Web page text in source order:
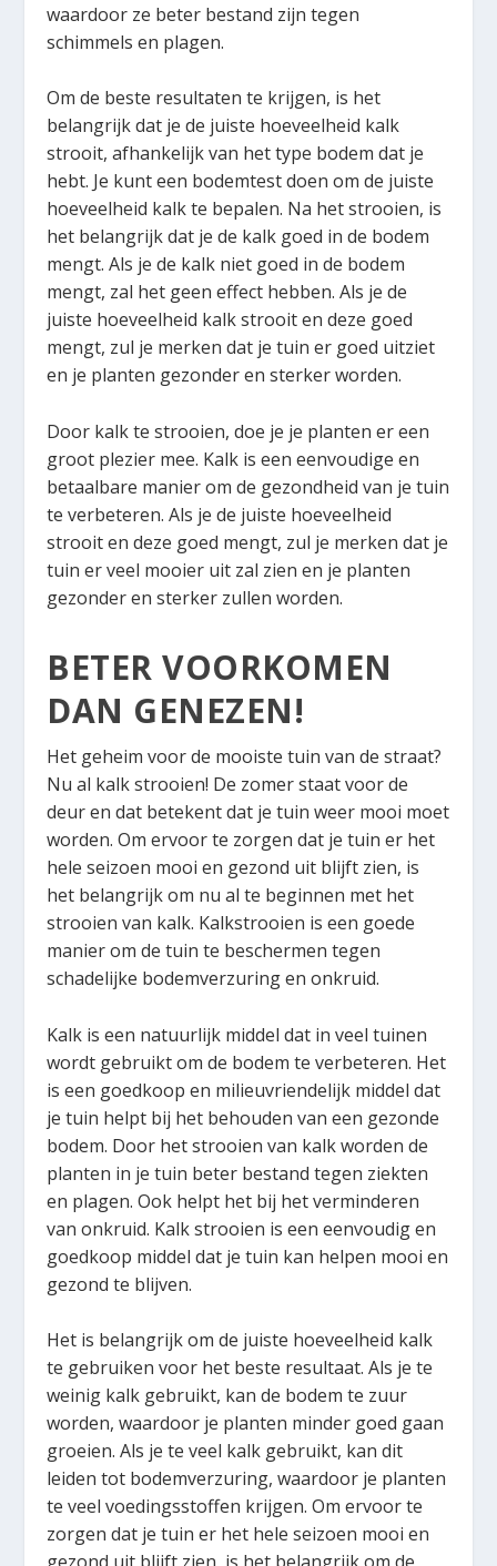
waardoor ze beter bestand zijn tegen
schimmels en plagen.
Om de beste resultaten te krijgen, is het
belangrijk dat je de juiste hoeveelheid kalk
strooit, afhankelijk van het type bodem dat je
hebt. Je kunt een bodemtest doen om de juiste
hoeveelheid kalk te bepalen. Na het strooien, is
het belangrijk dat je de kalk goed in de bodem
mengt. Als je de kalk niet goed in de bodem
mengt, zal het geen effect hebben. Als je de
juiste hoeveelheid kalk strooit en deze goed
mengt, zul je merken dat je tuin er goed uitziet
en je planten gezonder en sterker worden.
Door kalk te strooien, doe je je planten er een
groot plezier mee. Kalk is een eenvoudige en
betaalbare manier om de gezondheid van je tuin
te verbeteren. Als je de juiste hoeveelheid
strooit en deze goed mengt, zul je merken dat je
tuin er veel mooier uit zal zien en je planten
gezonder en sterker zullen worden.
BETER VOORKOMEN
DAN GENEZEN!
Het geheim voor de mooiste tuin van de straat?
Nu al kalk strooien! De zomer staat voor de
deur en dat betekent dat je tuin weer mooi moet
worden. Om ervoor te zorgen dat je tuin er het
hele seizoen mooi en gezond uit blijft zien, is
het belangrijk om nu al te beginnen met het
strooien van kalk. Kalkstrooien is een goede
manier om de tuin te beschermen tegen
schadelijke bodemverzuring en onkruid.
Kalk is een natuurlijk middel dat in veel tuinen
wordt gebruikt om de bodem te verbeteren. Het
is een goedkoop en milieuvriendelijk middel dat
je tuin helpt bij het behouden van een gezonde
bodem. Door het strooien van kalk worden de
planten in je tuin beter bestand tegen ziekten
en plagen. Ook helpt het bij het verminderen
van onkruid. Kalk strooien is een eenvoudig en
goedkoop middel dat je tuin kan helpen mooi en
gezond te blijven.
Het is belangrijk om de juiste hoeveelheid kalk
te gebruiken voor het beste resultaat. Als je te
weinig kalk gebruikt, kan de bodem te zuur
worden, waardoor je planten minder goed gaan
groeien. Als je te veel kalk gebruikt, kan dit
leiden tot bodemverzuring, waardoor je planten
te veel voedingsstoffen krijgen. Om ervoor te
zorgen dat je tuin er het hele seizoen mooi en